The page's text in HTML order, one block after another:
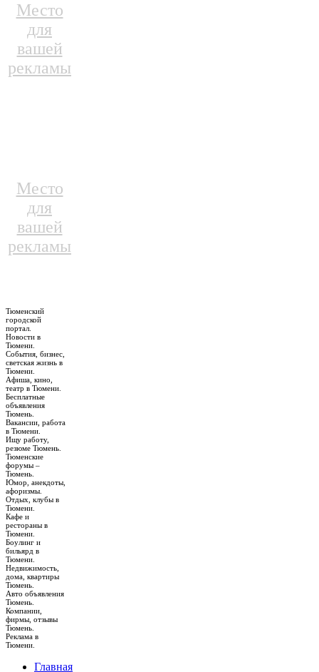
Место
для
вашей
рекламы
Место
для
вашей
рекламы
Тюменский
городской
портал.
Новости в
Тюмени.
События, бизнес,
светская жизнь в
Тюмени.
Афиша, кино,
театр в Тюмени.
Бесплатные
объявления
Тюмень.
Вакансии, работа
в Тюмени.
Ищу работу,
резюме Тюмень.
Тюменские
форумы –
Тюмень.
Юмор, анекдоты,
афоризмы.
Отдых, клубы в
Тюмени.
Кафе и
рестораны в
Тюмени.
Боулинг и
бильярд в
Тюмени.
Недвижимость,
дома, квартиры
Тюмень.
Авто объявления
Тюмень.
Компании,
фирмы, отзывы
Тюмень.
Реклама в
Тюмени.
Главная